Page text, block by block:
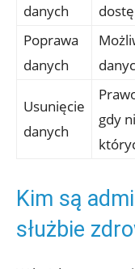
danych
Poprawa
danych
Usunięcie
danych
gdy
Kim są
służbie